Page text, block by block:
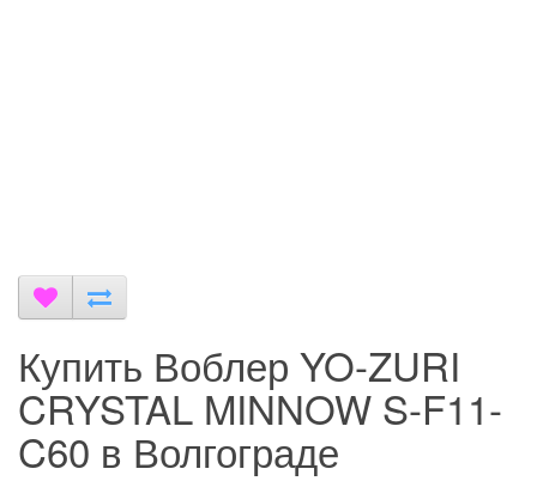
Купить Воблер YO-ZURI
CRYSTAL MINNOW S-F11-
C60 в Волгограде